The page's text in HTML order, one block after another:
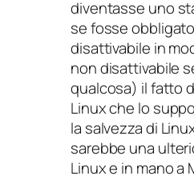
diventasse uno
se fosse
disattivabile in
non disattivabile
qualcosa) il fatto
Linux che lo
la salvezza di
sarebbe una
Linux e in mano a